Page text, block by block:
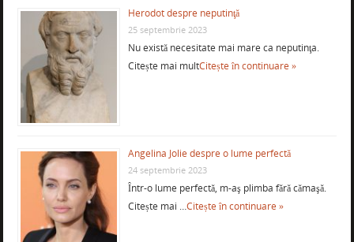
Herodot despre neputinţă
25 septembrie 2023
Nu există necesitate mai mare ca neputinţa.
Citește mai multCitește în continuare »
Angelina Jolie despre o lume perfectă
24 septembrie 2023
Într-o lume perfectă, m-aş plimba fără cămaşă.
Citește mai …Citește în continuare »